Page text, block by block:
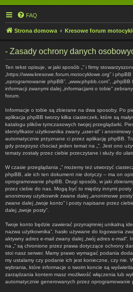
FAQ
Strona domowa Kresowe forum
- Zasady ochrony danych
Ten tekst opisuje, w jaki sposób „” i firmy stowarzyszone
„https://www.kresowe.forum.motocyklowe.org” i phpBB
„oprogramowanie phpBB”, „www.phpbb.com”,
informacji zwanymi dalej „informacjami o tobie”
forum.
Informacje o tobie są zbierane na dwa sposoby. Po
aplikacja phpBB tworzy kilka ciasteczek, które są
katalogu plików tymczasowych twojej przeglądarki.
identyfikator użytkownika zwany „user-id” i anonimowy
automatycznie przyznane ci przez aplikację phpBB.
gdy przejrzysz chociaż jeden temat na „”. Jest ono
tematy zostały przez ciebie przeczytane i służy do
W czasie przeglądania „” możemy też utworzyć
phpBB, ale ich ten dokument nie dotyczy – ma on
oprogramowanie phpBB. Drugi sposób, w jaki
przez ciebie do nas. Mogą być to między innymi
anonimowy użytkownik zwane dalej „anonimowe
zwane dalej „twoje konto” i posty napisane przez
dalej „twoje posty”.
Twoje konto będzie zawierać przynajmniej unikalną
nazwa użytkownika”, hasło używane do logowania
aktywny adres e-mail zwany dalej „twój adres e-
na „” są chronione przez prawa dotyczące ochrony
stoi nasz serwer. Mamy prawo wymagać podania
my ustalamy czy podanie ich jest konieczne, czy nie.
wybrania, które informacje o twoim koncie są
zarządzania kontem masz możliwość włączenia lub
automatycznie generowanych przez oprogramowanie